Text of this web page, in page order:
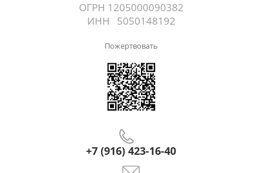
ОГРН 1205000090382
ИНН 5050148192
+7 (916) 423-16-40
Пожертвовать